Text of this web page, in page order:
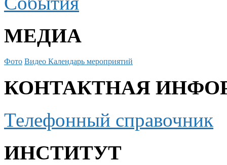
МЕДИА
Фото Видео Календарь мероприятий
КОНТАКТНАЯ
Телефонный справочник
ИНСТИТУТ